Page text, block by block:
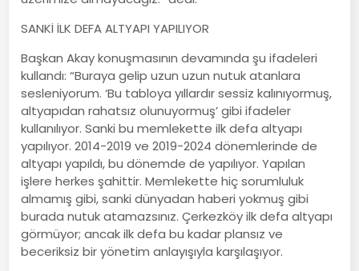
SANKİ İLK DEFA ALTYAPI YAPILIYOR
Başkan Akay konuşmasının devamında şu ifadeleri
kullandı: “Buraya gelip uzun uzun nutuk atanlara
sesleniyorum. ‘Bu tabloya yıllardır sessiz kalınıyormuş,
altyapıdan rahatsız olunuyormuş’ gibi ifadeler
kullanılıyor. Sanki bu memlekette ilk defa altyapı
yapılıyor. 2014-2019 ve 2019-2024 dönemlerinde de
altyapı yapıldı, bu dönemde de yapılıyor. Yapılan
işlere herkes şahittir. Memlekette hiç sorumluluk
almamış gibi, sanki dünyadan haberi yokmuş gibi
burada nutuk atamazsınız. Çerkezköy ilk defa altyapı
görmüyor; ancak ilk defa bu kadar plansız ve
beceriksiz bir yönetim anlayışıyla karşılaşıyor.